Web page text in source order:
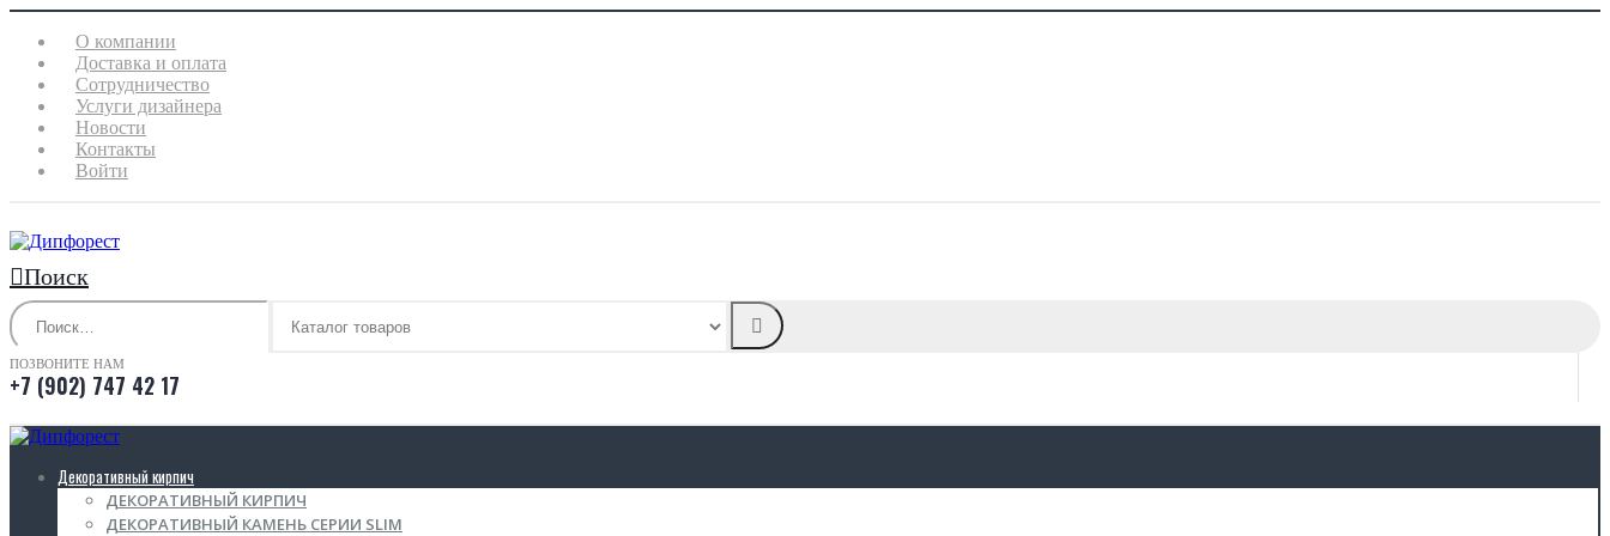
О компании
Доставка и оплата
Сотрудничество
Услуги дизайнера
Новости
Контакты
Войти
Поиск
ПОЗВОНИТЕ НАМ
+7 (902) 747 42 17
Декоративный кирпич
ДЕКОРАТИВНЫЙ КИРПИЧ
ДЕКОРАТИВНЫЙ КАМЕНЬ СЕРИИ SLIM